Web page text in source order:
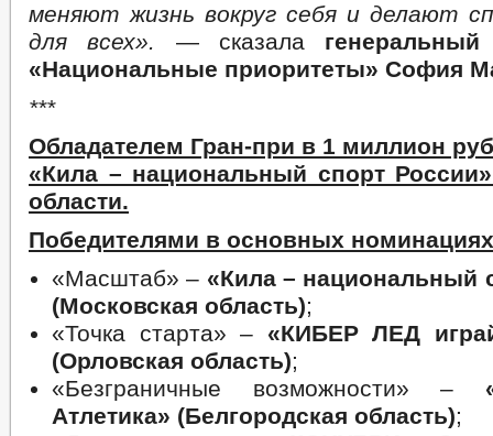
меняют жизнь вокруг себя и делают
для всех». — сказала
«Национальные приоритеты» София
***
Обладателем Гран-при в 1 миллион
«Кила – национальный спорт
области.
Победителями в основных
«Масштаб» – «Кила – национальный
(Московская область);
«Точка старта» – «КИБЕР ЛЕД
(Орловская область);
«Безграничные возможности» –
Атлетика» (Белгородская область);